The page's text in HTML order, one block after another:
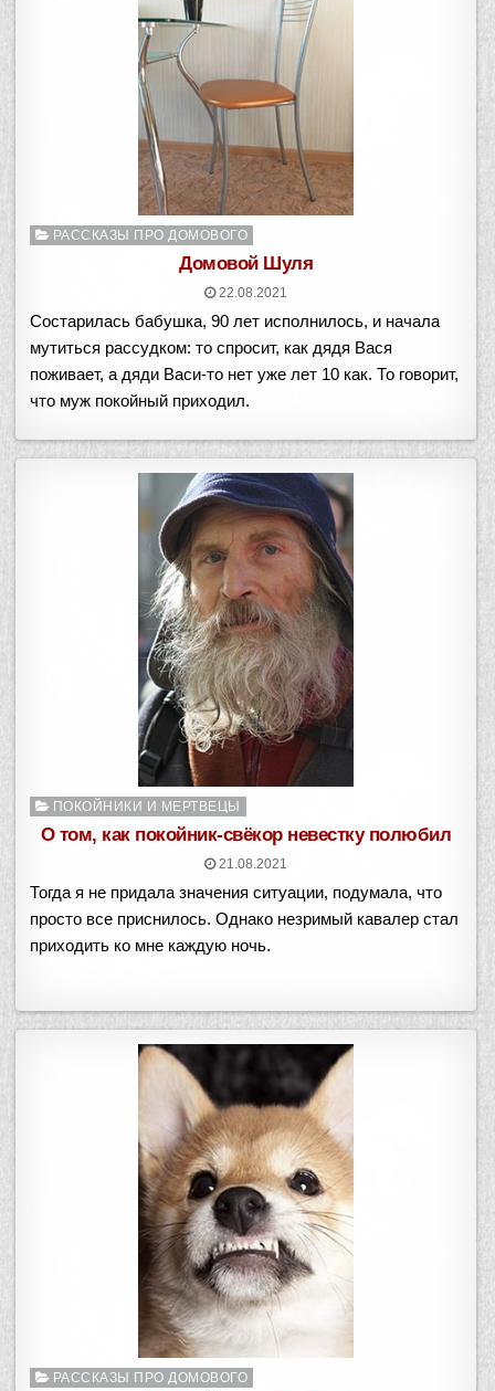
Опубликовано
РАССКАЗЫ ПРО ДОМОВОГО
Домовой Шуля
22.08.2021
Состарилась бабушка, 90 лет исполнилось, и начала
мутиться рассудком: то спросит, как дядя Вася
поживает, а дяди Васи-то нет уже лет 10 как. То говорит,
что муж покойный приходил.
Опубликовано
ПОКОЙНИКИ И МЕРТВЕЦЫ
О том, как покойник-свёкор невестку полюбил
21.08.2021
Тогда я не придала значения ситуации, подумала, что
просто все приснилось. Однако незримый кавалер стал
приходить ко мне каждую ночь.
Опубликовано
РАССКАЗЫ ПРО ДОМОВОГО